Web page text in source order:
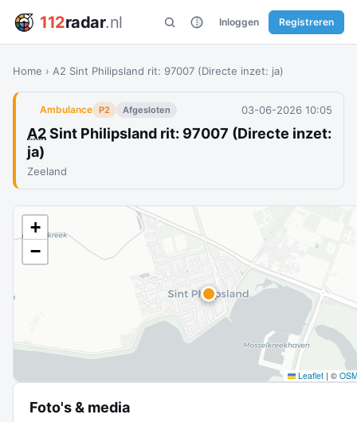
112radar.nl Inloggen Registreren
Home › A2 Sint Philipsland rit: 97007 (Directe inzet: ja)
Ambulance P2 Afgesloten 03-06-2026 10:05
A2Sint Philipsland rit: 97007 (Directe inzet:
ja)
Zeeland
+
−
Leaflet | ©
Foto's & media